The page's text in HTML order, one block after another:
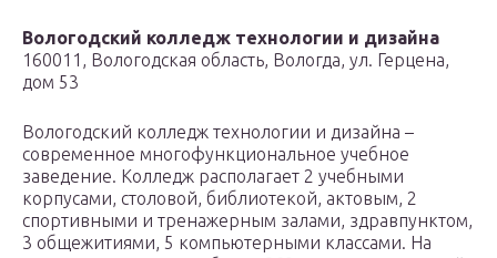
Вологодский колледж технологии и дизайна
160011, Вологодская область, Вологда, ул. Герцена,
дом 53
Вологодский колледж технологии и дизайна –
современное многофункциональное учебное
заведение. Колледж располагает 2 учебными
корпусами, столовой, библиотекой, актовым, 2
спортивными и тренажерным залами, здравпунктом,
3 общежитиями, 5 компьютерными классами. На